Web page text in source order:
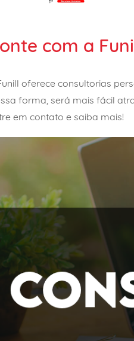
com a
oferece consultorias
forma, será mais fácil
em contato e saiba mais!